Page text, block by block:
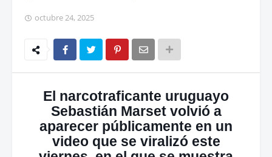
octubre 24, 2025
El narcotraficante uruguayo
Sebastián Marset volvió a
aparecer públicamente en un
video que se viralizó este